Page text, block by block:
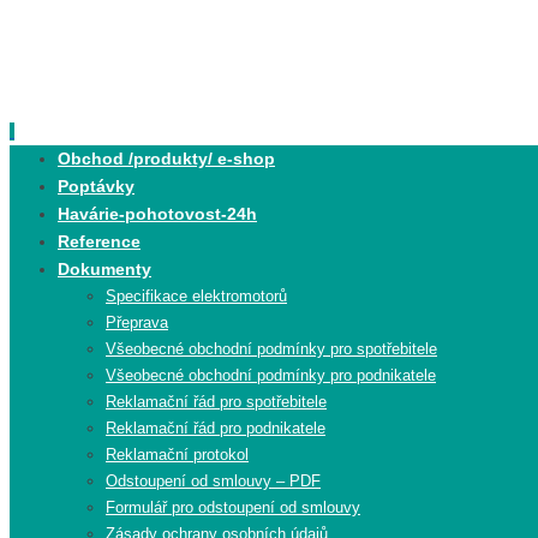
content
Obchod /produkty/ e-shop
Poptávky
Havárie-pohotovost-24h
Reference
Dokumenty
Specifikace elektromotorů
Přeprava
Všeobecné obchodní podmínky pro spotřebitele
Všeobecné obchodní podmínky pro podnikatele
Reklamační řád pro spotřebitele
Reklamační řád pro podnikatele
Reklamační protokol
Odstoupení od smlouvy – PDF
Formulář pro odstoupení od smlouvy
Zásady ochrany osobních údajů